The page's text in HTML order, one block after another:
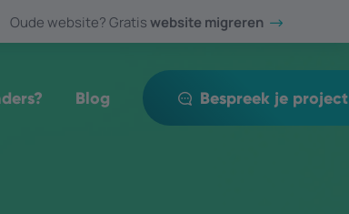
Oude website? Gratiswebsite migreren
Blog Bespreek je project